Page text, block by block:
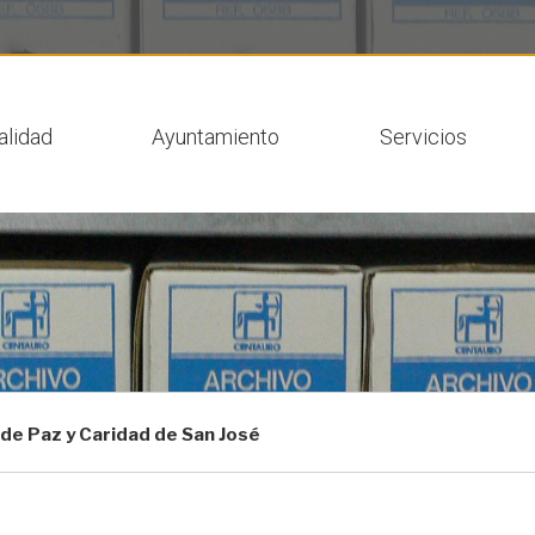
Ayuntamiento Servicios
Paz y Caridad de San José